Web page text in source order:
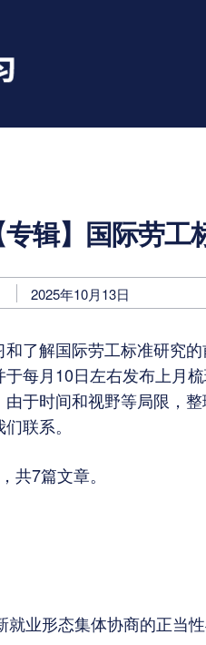
专辑】国际劳
2025年10月13日
和了解国际劳工标准研究
于每月10日左右发布上月
由于时间和视野等局限，
联系。
共7篇文章。
就业形态集体协商的正当